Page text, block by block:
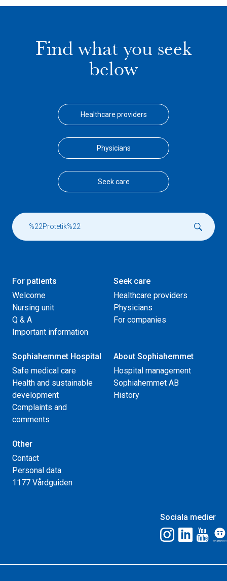
Find what you seek
below
Healthcare providers
Physicians
Seek care
For patients
Welcome
Nursing unit
Q & A
Important information
Seek care
Healthcare providers
Physicians
For companies
Sophiahemmet Hospital
Safe medical care
Health and sustainable
development
Complaints and
comments
About Sophiahemmet
Hospital management
Sophiahemmet AB
History
Other
Contact
Personal data
1177 Vårdguiden
Sociala medier